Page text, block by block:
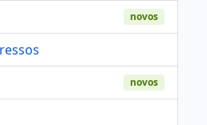
novos
novos